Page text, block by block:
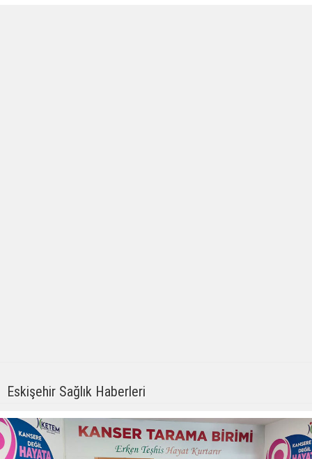
Eskişehir Sağlık Haberleri